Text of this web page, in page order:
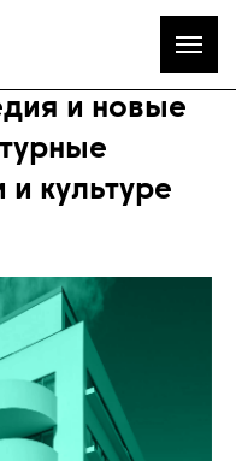
и новые
культуре